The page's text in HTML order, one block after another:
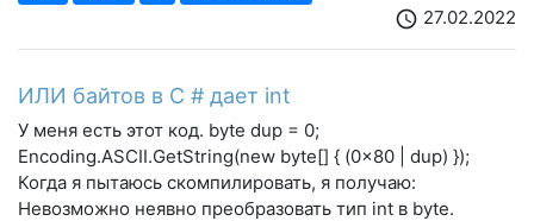
schedule 27.02.2022
ИЛИ байтов в C # дает int
У меня есть этот код. byte dup = 0;
Encoding.ASCII.GetString(new byte[] { (0x80 | dup) });
Когда я пытаюсь скомпилировать, я получаю:
Невозможно неявно преобразовать тип int в byte.